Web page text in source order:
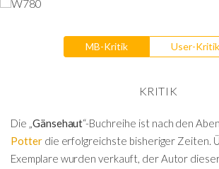
MB-Kritik User-
KRITIK
Die „ Gänsehaut“-Buchreihe ist nach den
Potterdie erfolgreichste bisheriger Zeiten.
Exemplare wurden verkauft, der Autor